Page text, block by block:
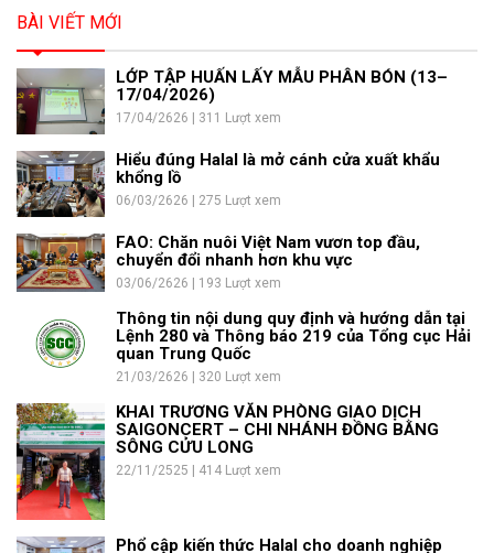
BÀI VIẾT MỚI
LỚP TẬP HUẤN LẤY MẪU PHÂN BÓN (13–
17/04/2026)
17/04/2626 | 311 Lượt xem
Hiểu đúng Halal là mở cánh cửa xuất khẩu
khổng lồ
06/03/2626 | 275 Lượt xem
FAO: Chăn nuôi Việt Nam vươn top đầu,
chuyển đổi nhanh hơn khu vực
03/06/2626 | 193 Lượt xem
Thông tin nội dung quy định và hướng dẫn tại
Lệnh 280 và Thông báo 219 của Tổng cục Hải
quan Trung Quốc
21/03/2626 | 320 Lượt xem
KHAI TRƯƠNG VĂN PHÒNG GIAO DỊCH
SAIGONCERT – CHI NHÁNH ĐỒNG BẰNG
SÔNG CỬU LONG
22/11/2525 | 414 Lượt xem
Phổ cập kiến thức Halal cho doanh nghiệp